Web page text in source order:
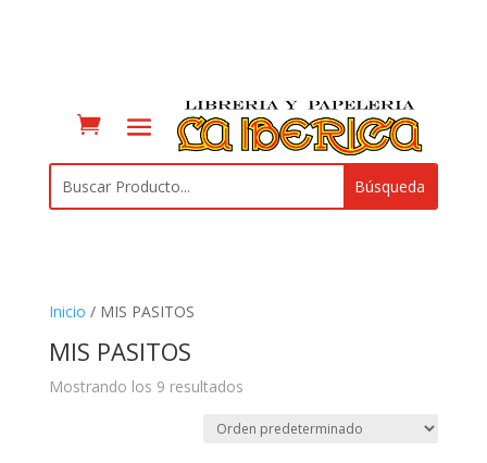
Inicio / MIS PASITOS
MIS PASITOS
Mostrando los 9 resultados